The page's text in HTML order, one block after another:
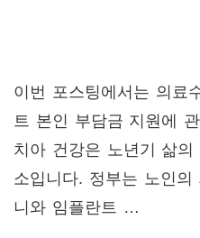
이번 포스팅에서는 의료
트 본인 부담금 지원에
치아 건강은 노년기 삶
소입니다. 정부는 노인
니와 임플란트 …